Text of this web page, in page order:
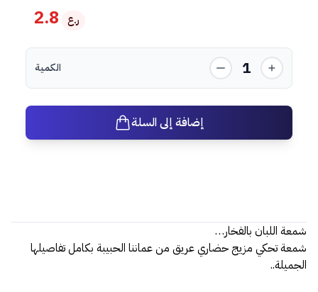
2.8 ر.ع
الكمية 1
إضافة إلى السلة
شمعة اللبان بالفخار…
شمعة تحكي مزيج حضاري عريق من عماننا الحبيبة بكامل تفاصيلها
الجميلة..